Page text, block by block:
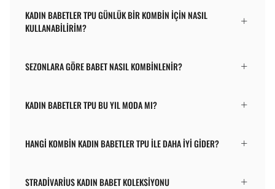
KADIN BABETLER TPU GÜNLÜK BIR KOMBIN IÇIN NASIL
KULLANABILIRIM?
SEZONLARA GÖRE BABET NASIL KOMBINLENIR?
KADIN BABETLER TPU BU YIL MODA MI?
HANGI KOMBIN KADIN BABETLER TPU ILE DAHA IYI GIDER?
STRADIVARIUS KADIN BABET KOLEKSIYONU